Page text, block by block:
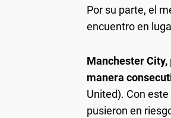
Por su parte, el
encuentro en
Manchester City,
manera
United). Con
pusieron en